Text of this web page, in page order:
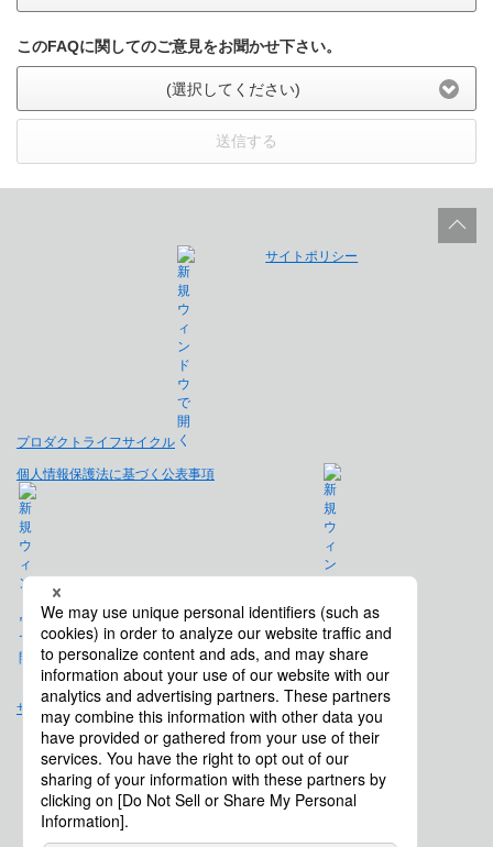
このFAQに関してのご意見をお聞かせ下さい。
(選択してください)
送信する
プロダクトライフサイクル
サイトポリシー
個人情報保護法に基づく公表事項
免責事項
サイトマップ